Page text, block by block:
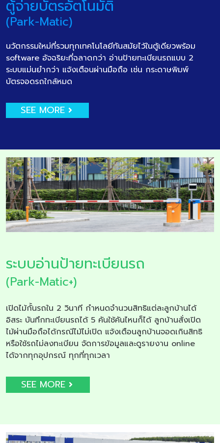
ตู้จ่ายบัตรอัตโนมัติ
(Park-Matic)
นวัตกรรมใหม่ที่รวมทุกเทคโนโลยีทันสมัยไว้ในตู้เดียวพร้อม
software อัจฉริยะที่ฉลาดกว่า อ่านป้ายทะเบียนรถแบบ 2
ระบบแม่นยำกว่า แจ้งเตือนผ่านมือถือ เช่น กระดาษพิมพ์
บัตรจอดรถใกล้หมด
SEE MORE
ระบบอ่านป้ายทะเบียนรถ
(Park-Matic+)
เปิดไม้กั้นรถใน 2 วินาที กำหนดจำนวนสิทธิแต่ละลูกบ้านได้
อิสระ บันทึกทะเบียนรถได้ 5 คันใช้คันไหนก็ได้ ลูกบ้านสั่งเปิด
ไม้ผ่านมือถือได้กรณีไม้ไม่เปิด แจ้งเตือนลูกบ้านจอดเกินสิทธิ
หรือใช้รถไม่ลงทะเบียน จัดการข้อมูลและดูรายงาน online
ได้จากทุกอุปกรณ์ ทุกที่ทุกเวลา
SEE MORE